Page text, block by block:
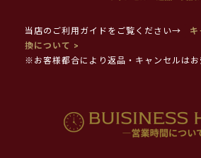
当店のご利用ガイドをご覧ください→
キ
換について >
※お客様都合により返品・キャンセルはお